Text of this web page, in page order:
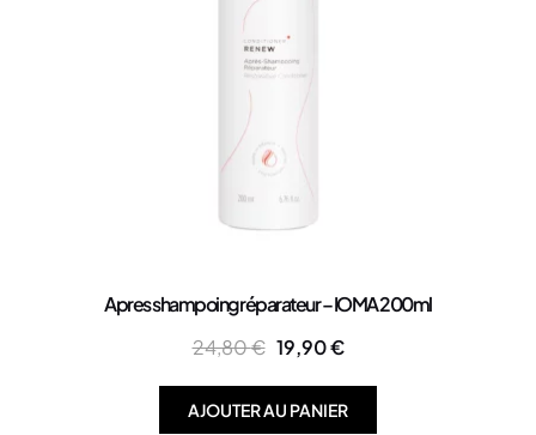
Apres shampoing réparateur – IOMA 200ml
24,80€ 19,90€
AJOUTER AU PANIER